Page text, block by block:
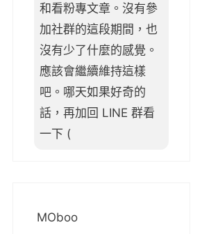
和看粉專文章。沒有參
加社群的這段期間，也
沒有少了什麼的感覺。
應該會繼續維持這樣
吧。哪天如果好奇的
話，再加回 LINE 群看
一下 (
MOboo